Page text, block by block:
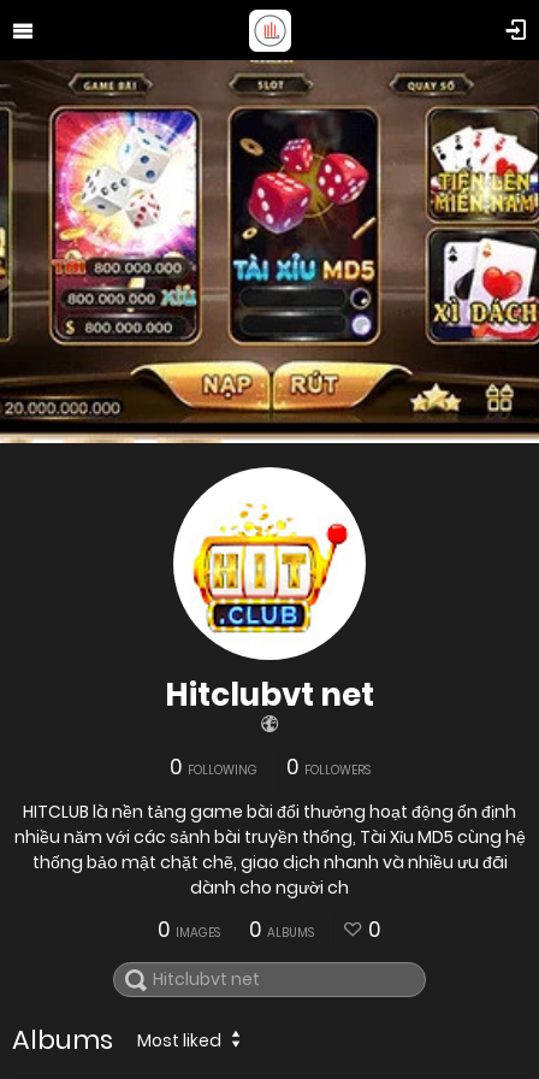
Hitclubvt net
0 FOLLOWING 0 FOLLOWERS
HITCLUB là nền tảng game bài đổi thưởng hoạt động ổn định
nhiều năm với các sảnh bài truyền thống, Tài Xỉu MD5 cùng hệ
thống bảo mật chặt chẽ, giao dịch nhanh và nhiều ưu đãi
dành cho người ch
0 IMAGES 0 ALBUMS 0
Albums Most liked